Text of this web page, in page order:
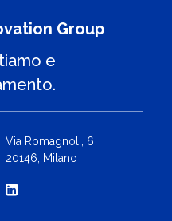
Group
e
Via Romagnoli, 6
20146, Milano